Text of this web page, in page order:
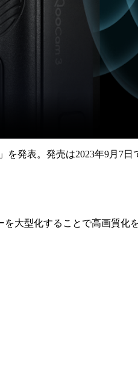
を発表。発売は2023年9月7
を大型化することで高画質